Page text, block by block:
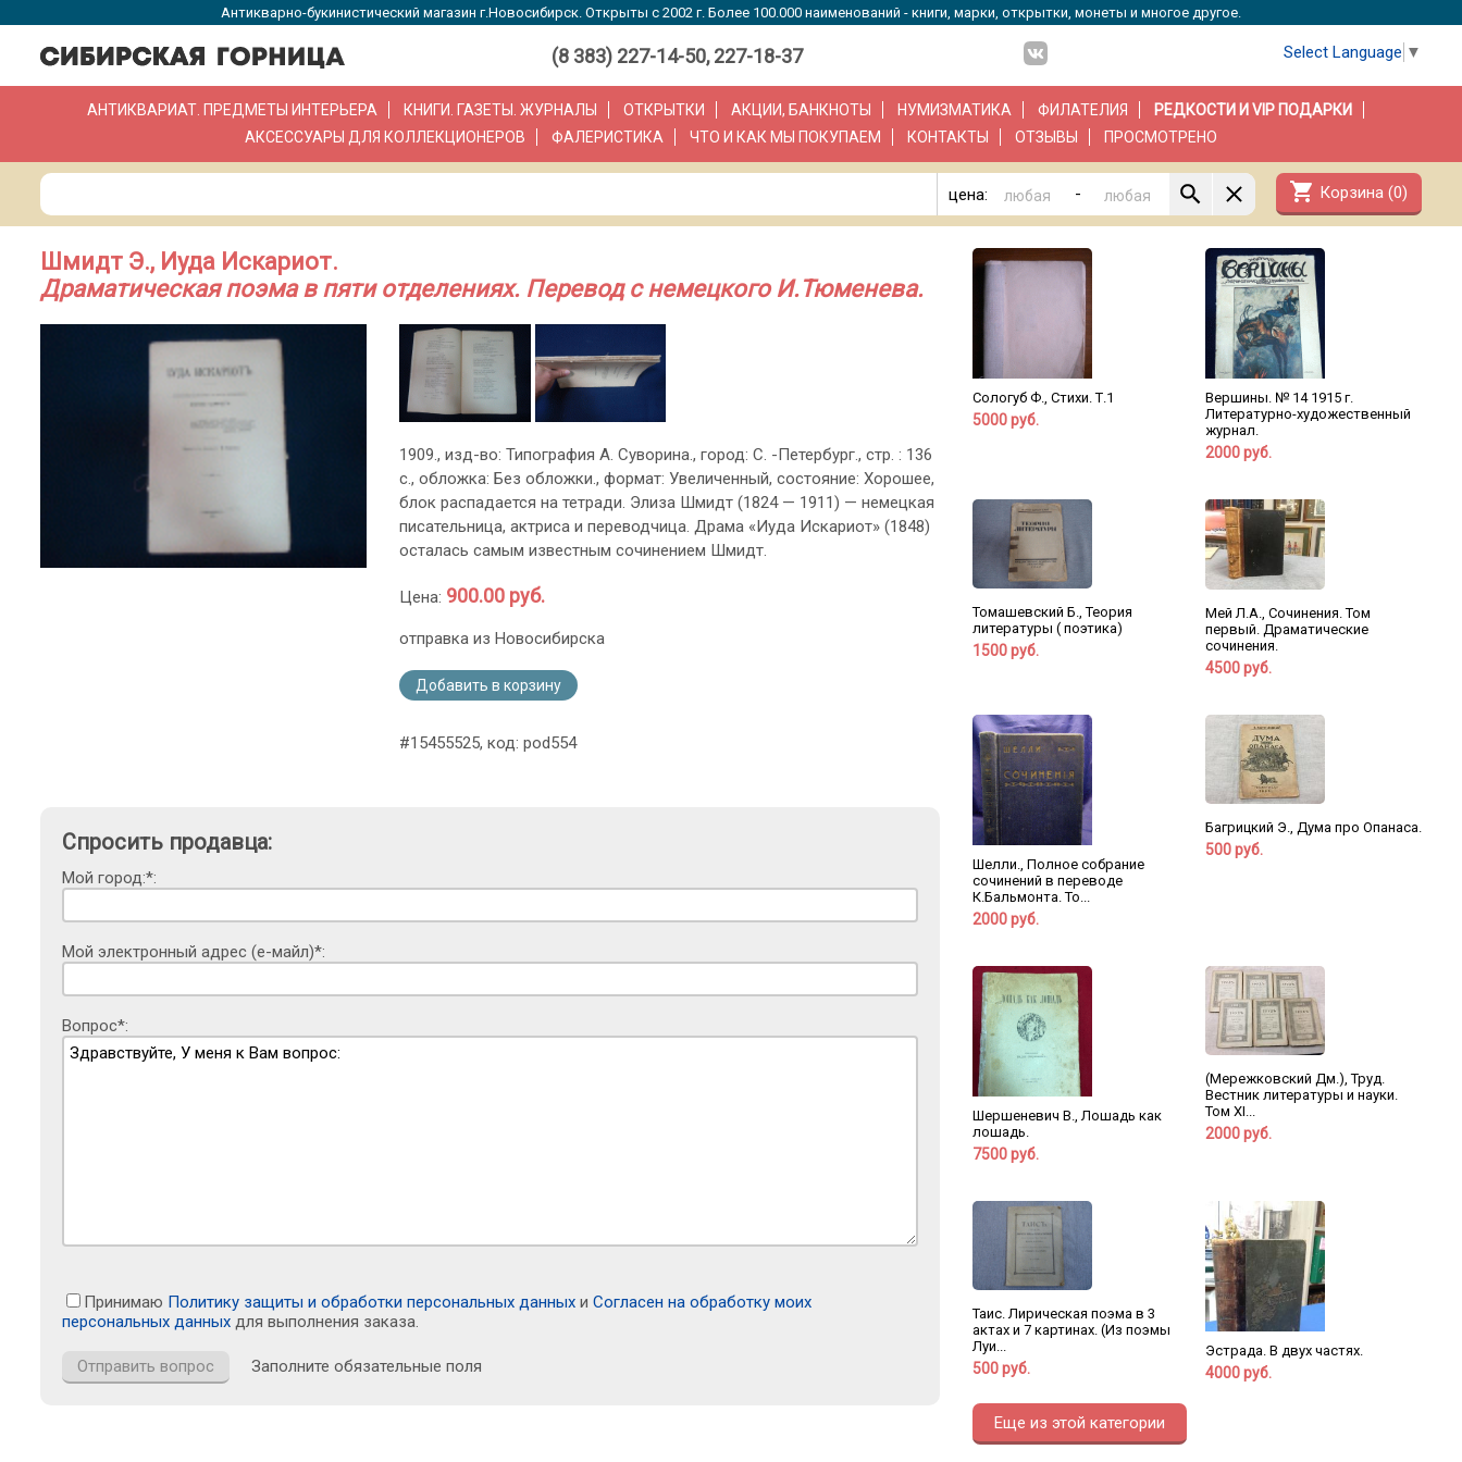
Антикварно-букинистический магазин г.Новосибирск. Открыты с 2002 г. Более 100.000 наименований - книги, марки, открытки, монеты и многое другое.
(8 383) 227-14-50, 227-18-37 Select Language ▼
АНТИКВАРИАТ. ПРЕДМЕТЫ ИНТЕРЬЕРА КНИГИ. ГАЗЕТЫ. ЖУРНАЛЫ ОТКРЫТКИ АКЦИИ, БАНКНОТЫ НУМИЗМАТИКА ФИЛАТЕЛИЯ
РЕДКОСТИ И VIP ПОДАРКИ
АКСЕССУАРЫ ДЛЯ КОЛЛЕКЦИОНЕРОВ
ФАЛЕРИСТИКА ЧТО И КАК МЫ ПОКУПАЕМ КОНТАКТЫ ОТЗЫВЫ ПРОСМОТРЕНО
цена: - shopping_cart Корзина (0)
Шмидт Э., Иуда Искариот.
Драматическая поэма в пяти отделениях. Перевод с немецкого И.Тюменева.
1909., изд-во: Типография А. Суворина., город: С. -Петербург., стр. : 136
с., обложка: Без обложки., формат: Увеличенный, состояние: Хорошее,
блок распадается на тетради. Элиза Шмидт (1824 — 1911) — немецкая
писательница, актриса и переводчица. Драма «Иуда Искариот» (1848)
осталась самым известным сочинением Шмидт.
Цена: 900.00 руб.
отправка из Новосибирска
Добавить в корзину
#15455525, код: pod554
Спросить продавца:
Мой город:*:
Мой электронный адрес (е-майл)*:
Вопрос*:
Принимаю Политику защиты и обработки персональных данных и Согласен на обработку моих
персональных данных для выполнения заказа.
Заполните обязательные поля
Сологуб Ф., Стихи. Т.1
5000 руб.
Вершины. № 14 1915 г.
Литературно-художественный
журнал.
2000 руб.
Томашевский Б., Теория
литературы ( поэтика)
1500 руб.
Мей Л.А., Сочинения. Том
первый. Драматические
сочинения.
4500 руб.
Шелли., Полное собрание
сочинений в переводе
К.Бальмонта. То...
2000 руб.
Багрицкий Э., Дума про Опанаса.
500 руб.
Шершеневич В., Лошадь как
лошадь.
7500 руб.
(Мережковский Дм.), Труд.
Вестник литературы и науки.
Том XI...
2000 руб.
Таис. Лирическая поэма в 3
актах и 7 картинах. (Из поэмы
Луи...
500 руб.
Эстрада. В двух частях.
4000 руб.
Еще из этой категории